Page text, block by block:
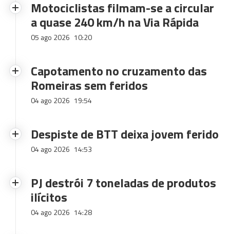
Motociclistas filmam-se a circular
a quase 240 km/h na Via Rápida
05 ago 2026 10:20
Capotamento no cruzamento das
Romeiras sem feridos
04 ago 2026 19:54
Despiste de BTT deixa jovem ferido
04 ago 2026 14:53
PJ destrói 7 toneladas de produtos
ilícitos
04 ago 2026 14:28